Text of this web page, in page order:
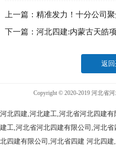
上一篇： 精准发力！十分公司
下一篇： 河北四建:内蒙古天皓
返
Copyright © 2020-2019 河北省
河北四建,河北建工,河北省河北四建
建工,河北省河北四建有限公司,河北省
北四建有限公司,河北省四建 河北四建